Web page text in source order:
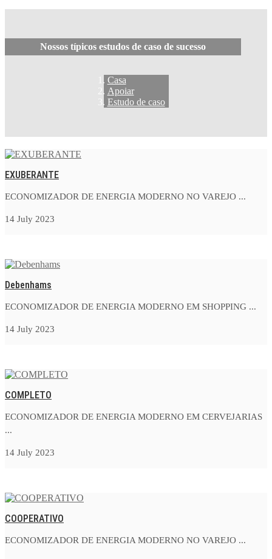
Nossos típicos estudos de caso de sucesso
Casa
Apoiar
Estudo de caso
EXUBERANTE
ECONOMIZADOR DE ENERGIA MODERNO NO VAREJO ...
14 July 2023
Debenhams
ECONOMIZADOR DE ENERGIA MODERNO EM SHOPPING ...
14 July 2023
COMPLETO
ECONOMIZADOR DE ENERGIA MODERNO EM CERVEJARIAS
...
14 July 2023
COOPERATIVO
ECONOMIZADOR DE ENERGIA MODERNO NO VAREJO ...